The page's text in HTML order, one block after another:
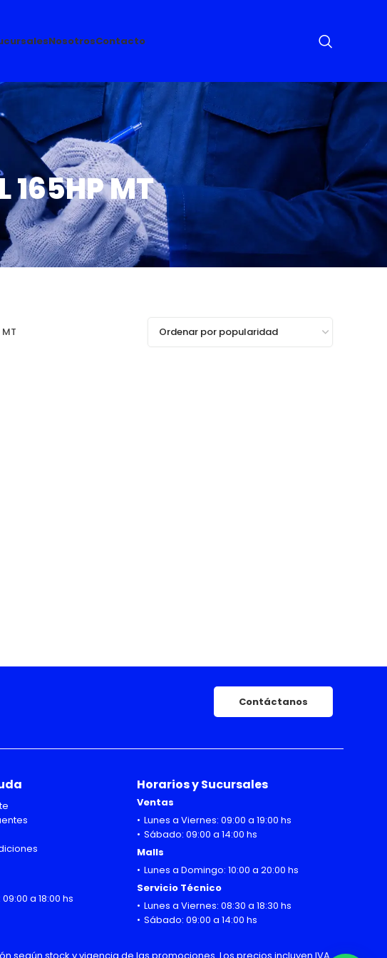
NosotrosContacto
165HP MT
Contáctanos
a 18:00 hs
Horarios y Sucursales
Ventas
Lunes a Viernes: 09:00 a 19:00 hs
Sábado: 09:00 a 14:00 hs
Malls
Lunes a Domingo: 10:00 a 20:00 hs
Servicio Técnico
Lunes a Viernes: 08:30 a 18:30 hs
Sábado: 09:00 a 14:00 hs